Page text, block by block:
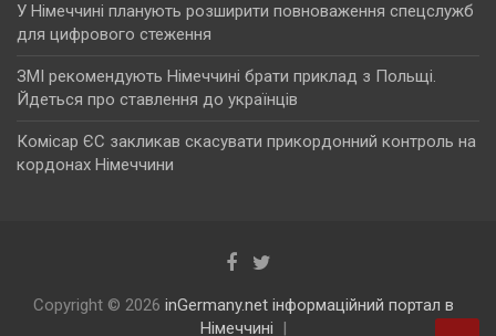
У Німеччині планують розширити повноваження спецслужб
для цифрового стеження
ЗМІ рекомендують Німеччині брати приклад з Польщі.
Йдеться про ставлення до українців
Комісар ЄС закликав скасувати прикордонний контроль на
кордонах Німеччини
Copyright © 2026 inGermany.net інформаційний портал в
Німеччині